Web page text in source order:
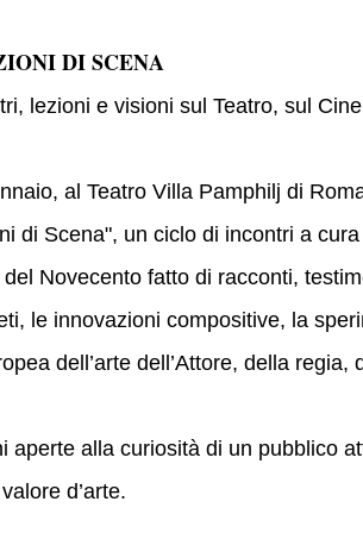
DI SCENA
lezioni e visioni sul Teatro, sul
al Teatro Villa Pamphilj di
di Scena", un ciclo di incontri a
Novecento fatto di racconti,
le innovazioni compositive, la
dell’arte dell’Attore, della regia,
aperte alla curiosità di un pubblico
d’arte.